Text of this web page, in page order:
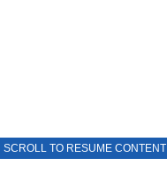
SCROLL TO RESUME CONTENT